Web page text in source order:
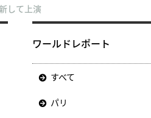
して上演
ワールドレポート
すべて
パリ